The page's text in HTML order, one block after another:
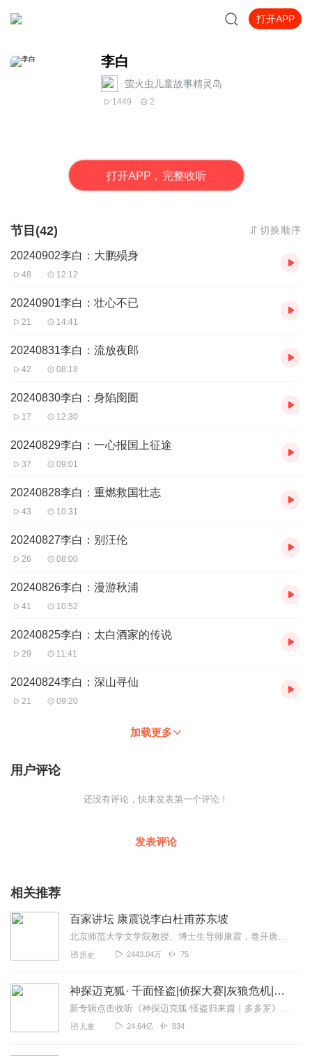
打开APP
李白
萤火虫儿童故事精灵岛
1449 2
打开APP，完整收听
节目(42) 切换顺序
20240902李白：大鹏殒身
48 12:12
20240901李白：壮心不已
21 14:41
20240831李白：流放夜郎
42 08:18
20240830李白：身陷囹圄
17 12:30
20240829李白：一心报国上征途
37 09:01
20240828李白：重燃救国壮志
43 10:31
20240827李白：别汪伦
26 08:00
20240826李白：漫游秋浦
41 10:52
20240825李白：太白酒家的传说
29 11:41
20240824李白：深山寻仙
21 09:20
加载更多
用户评论
还没有评论，快来发表第一个评论！
发表评论
相关推荐
百家讲坛 康震说李白杜甫苏东坡
北京师范大学文学院教授、博士生导师康震，卷开唐宋文坛，百家讲坛精彩解读系列节目《康震说李白杜甫苏东坡》。李白究竟是哪里人？究竟为何遭受谗言入狱？又与哪些著名诗人...
历史 2443.04万 75
神探迈克狐· 千面怪盗|侦探大赛|灰狼危机|多多罗
新专辑点击收听《神探迈克狐·怪盗归来篇｜多多罗》！！！>>>点击进入主播橱窗购买《神探迈克狐》系列图书吧!<<<多多罗故事【点击前往】收听多多罗其他好玩有趣的故...
儿童 24.64亿 834